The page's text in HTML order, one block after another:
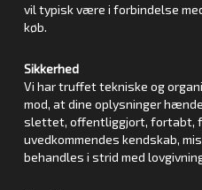
vil typisk være i forbindelse
køb.
Sikkerhed
Vi har truffet tekniske og
mod, at dine oplysninger
slettet, offentliggjort, fortabt,
uvedkommendes kendskab,
behandles i strid med